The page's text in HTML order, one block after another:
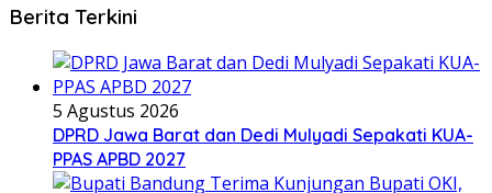
Berita Terkini
5 Agustus 2026
DPRD Jawa Barat dan Dedi Mulyadi Sepakati KUA-
PPAS APBD 2027